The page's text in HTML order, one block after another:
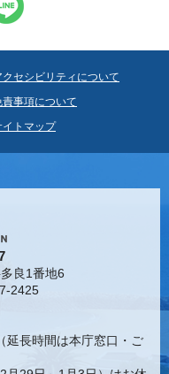
クセシビリティについて
責事項について
イトマップ
良1番地6
2425
延長時間は本庁窓口・ご